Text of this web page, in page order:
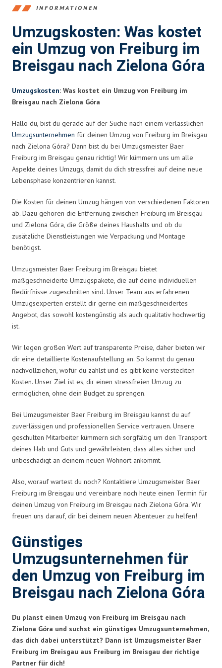
INFORMATIONEN
Umzugskosten: Was kostet
ein Umzug von Freiburg im
Breisgau nach Zielona Góra
Umzugskosten: Was kostet ein Umzug von Freiburg im
Breisgau nach Zielona Góra
Hallo du, bist du gerade auf der Suche nach einem verlässlichen
Umzugsunternehmen für deinen Umzug von Freiburg im Breisgau
nach Zielona Góra? Dann bist du bei Umzugsmeister Baer
Freiburg im Breisgau genau richtig! Wir kümmern uns um alle
Aspekte deines Umzugs, damit du dich stressfrei auf deine neue
Lebensphase konzentrieren kannst.
Die Kosten für deinen Umzug hängen von verschiedenen Faktoren
ab. Dazu gehören die Entfernung zwischen Freiburg im Breisgau
und Zielona Góra, die Größe deines Haushalts und ob du
zusätzliche Dienstleistungen wie Verpackung und Montage
benötigst.
Umzugsmeister Baer Freiburg im Breisgau bietet
maßgeschneiderte Umzugspakete, die auf deine individuellen
Bedürfnisse zugeschnitten sind. Unser Team aus erfahrenen
Umzugsexperten erstellt dir gerne ein maßgeschneidertes
Angebot, das sowohl kostengünstig als auch qualitativ hochwertig
ist.
Wir legen großen Wert auf transparente Preise, daher bieten wir
dir eine detaillierte Kostenaufstellung an. So kannst du genau
nachvollziehen, wofür du zahlst und es gibt keine versteckten
Kosten. Unser Ziel ist es, dir einen stressfreien Umzug zu
ermöglichen, ohne dein Budget zu sprengen.
Bei Umzugsmeister Baer Freiburg im Breisgau kannst du auf
zuverlässigen und professionellen Service vertrauen. Unsere
geschulten Mitarbeiter kümmern sich sorgfältig um den Transport
deines Hab und Guts und gewährleisten, dass alles sicher und
unbeschädigt an deinem neuen Wohnort ankommt.
Also, worauf wartest du noch? Kontaktiere Umzugsmeister Baer
Freiburg im Breisgau und vereinbare noch heute einen Termin für
deinen Umzug von Freiburg im Breisgau nach Zielona Góra. Wir
freuen uns darauf, dir bei deinem neuen Abenteuer zu helfen!
Günstiges
Umzugsunternehmen für
den Umzug von Freiburg im
Breisgau nach Zielona Góra
Du planst einen Umzug von Freiburg im Breisgau nach
Zielona Góra und suchst ein günstiges Umzugsunternehmen,
das dich dabei unterstützt? Dann ist Umzugsmeister Baer
Freiburg im Breisgau aus Freiburg im Breisgau der richtige
Partner für dich!